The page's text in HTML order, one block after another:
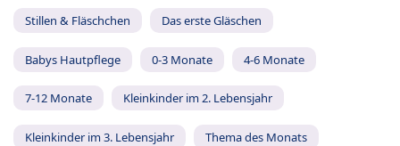
Stillen & Fläschchen Das erste Gläschen
Babys Hautpflege 0-3 Monate 4-6 Monate
7-12 Monate Kleinkinder im 2. Lebensjahr
Kleinkinder im 3. Lebensjahr Thema des Monats